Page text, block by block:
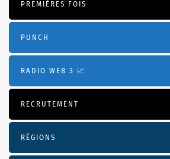
PREMIÈRES FOIS
PUNCH
RADIO WEB 3 📈
RECRUTEMENT
RÉGIONS